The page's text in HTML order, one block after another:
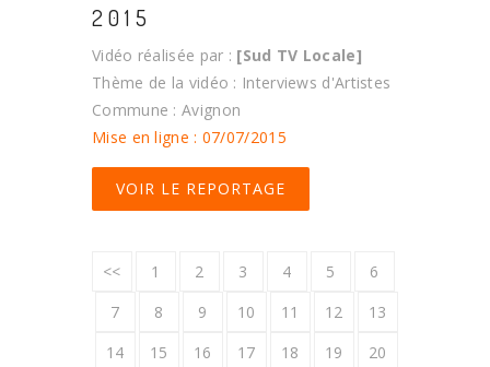
2015
Vidéo réalisée par : [Sud TV Locale]
Thème de la vidéo : Interviews d'Artistes
Commune : Avignon
Mise en ligne : 07/07/2015
VOIR LE REPORTAGE
<< 1 2 3 4 5
6
7
8 9 10 11 12
13
14
15 16 17 18 19
20